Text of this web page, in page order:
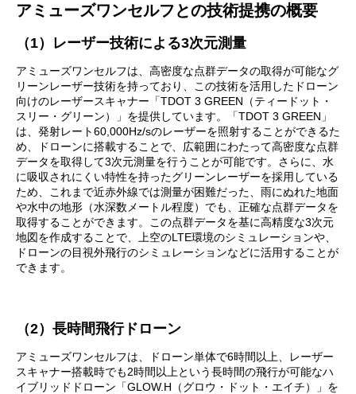
アミューズワンセルフとの技術提携の概要
（1）レーザー技術による3次元測量
アミューズワンセルフは、高密度な点群データの取得が可能なグ
リーンレーザー技術を持っており、この技術を活用したドローン
向けのレーザースキャナー「TDOT 3 GREEN（ティードット・
スリー・グリーン）」を提供しています。「TDOT 3 GREEN」
は、発射レート60,000Hz/sのレーザーを照射することができるた
め、ドローンに搭載することで、広範囲にわたって高密度な点群
データを取得して3次元測量を行うことが可能です。さらに、水
に吸収されにくい特性を持ったグリーンレーザーを採用している
ため、これまで近赤外線では測量が困難だった、雨にぬれた地面
や水中の地形（水深数メートル程度）でも、正確な点群データを
取得することができます。この点群データを基に高精度な3次元
地図を作成することで、上空のLTE環境のシミュレーションや、
ドローンの目視外飛行のシミュレーションなどに活用することが
できます。
（2）長時間飛行ドローン
アミューズワンセルフは、ドローン単体で6時間以上、レーザー
スキャナー搭載時でも2時間以上という長時間の飛行が可能なハ
イブリッドドローン「GLOW.H（グロウ・ドット・エイチ）」を